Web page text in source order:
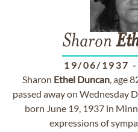
Sharon
19/06/1937 -
Sharon Ethel Duncan, age
passed away on Wednesday
born June 19, 1937 in
expressions of